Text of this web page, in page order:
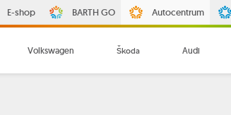
E-shop BARTH GO Autocentrum
Volkswagen Škoda Audi